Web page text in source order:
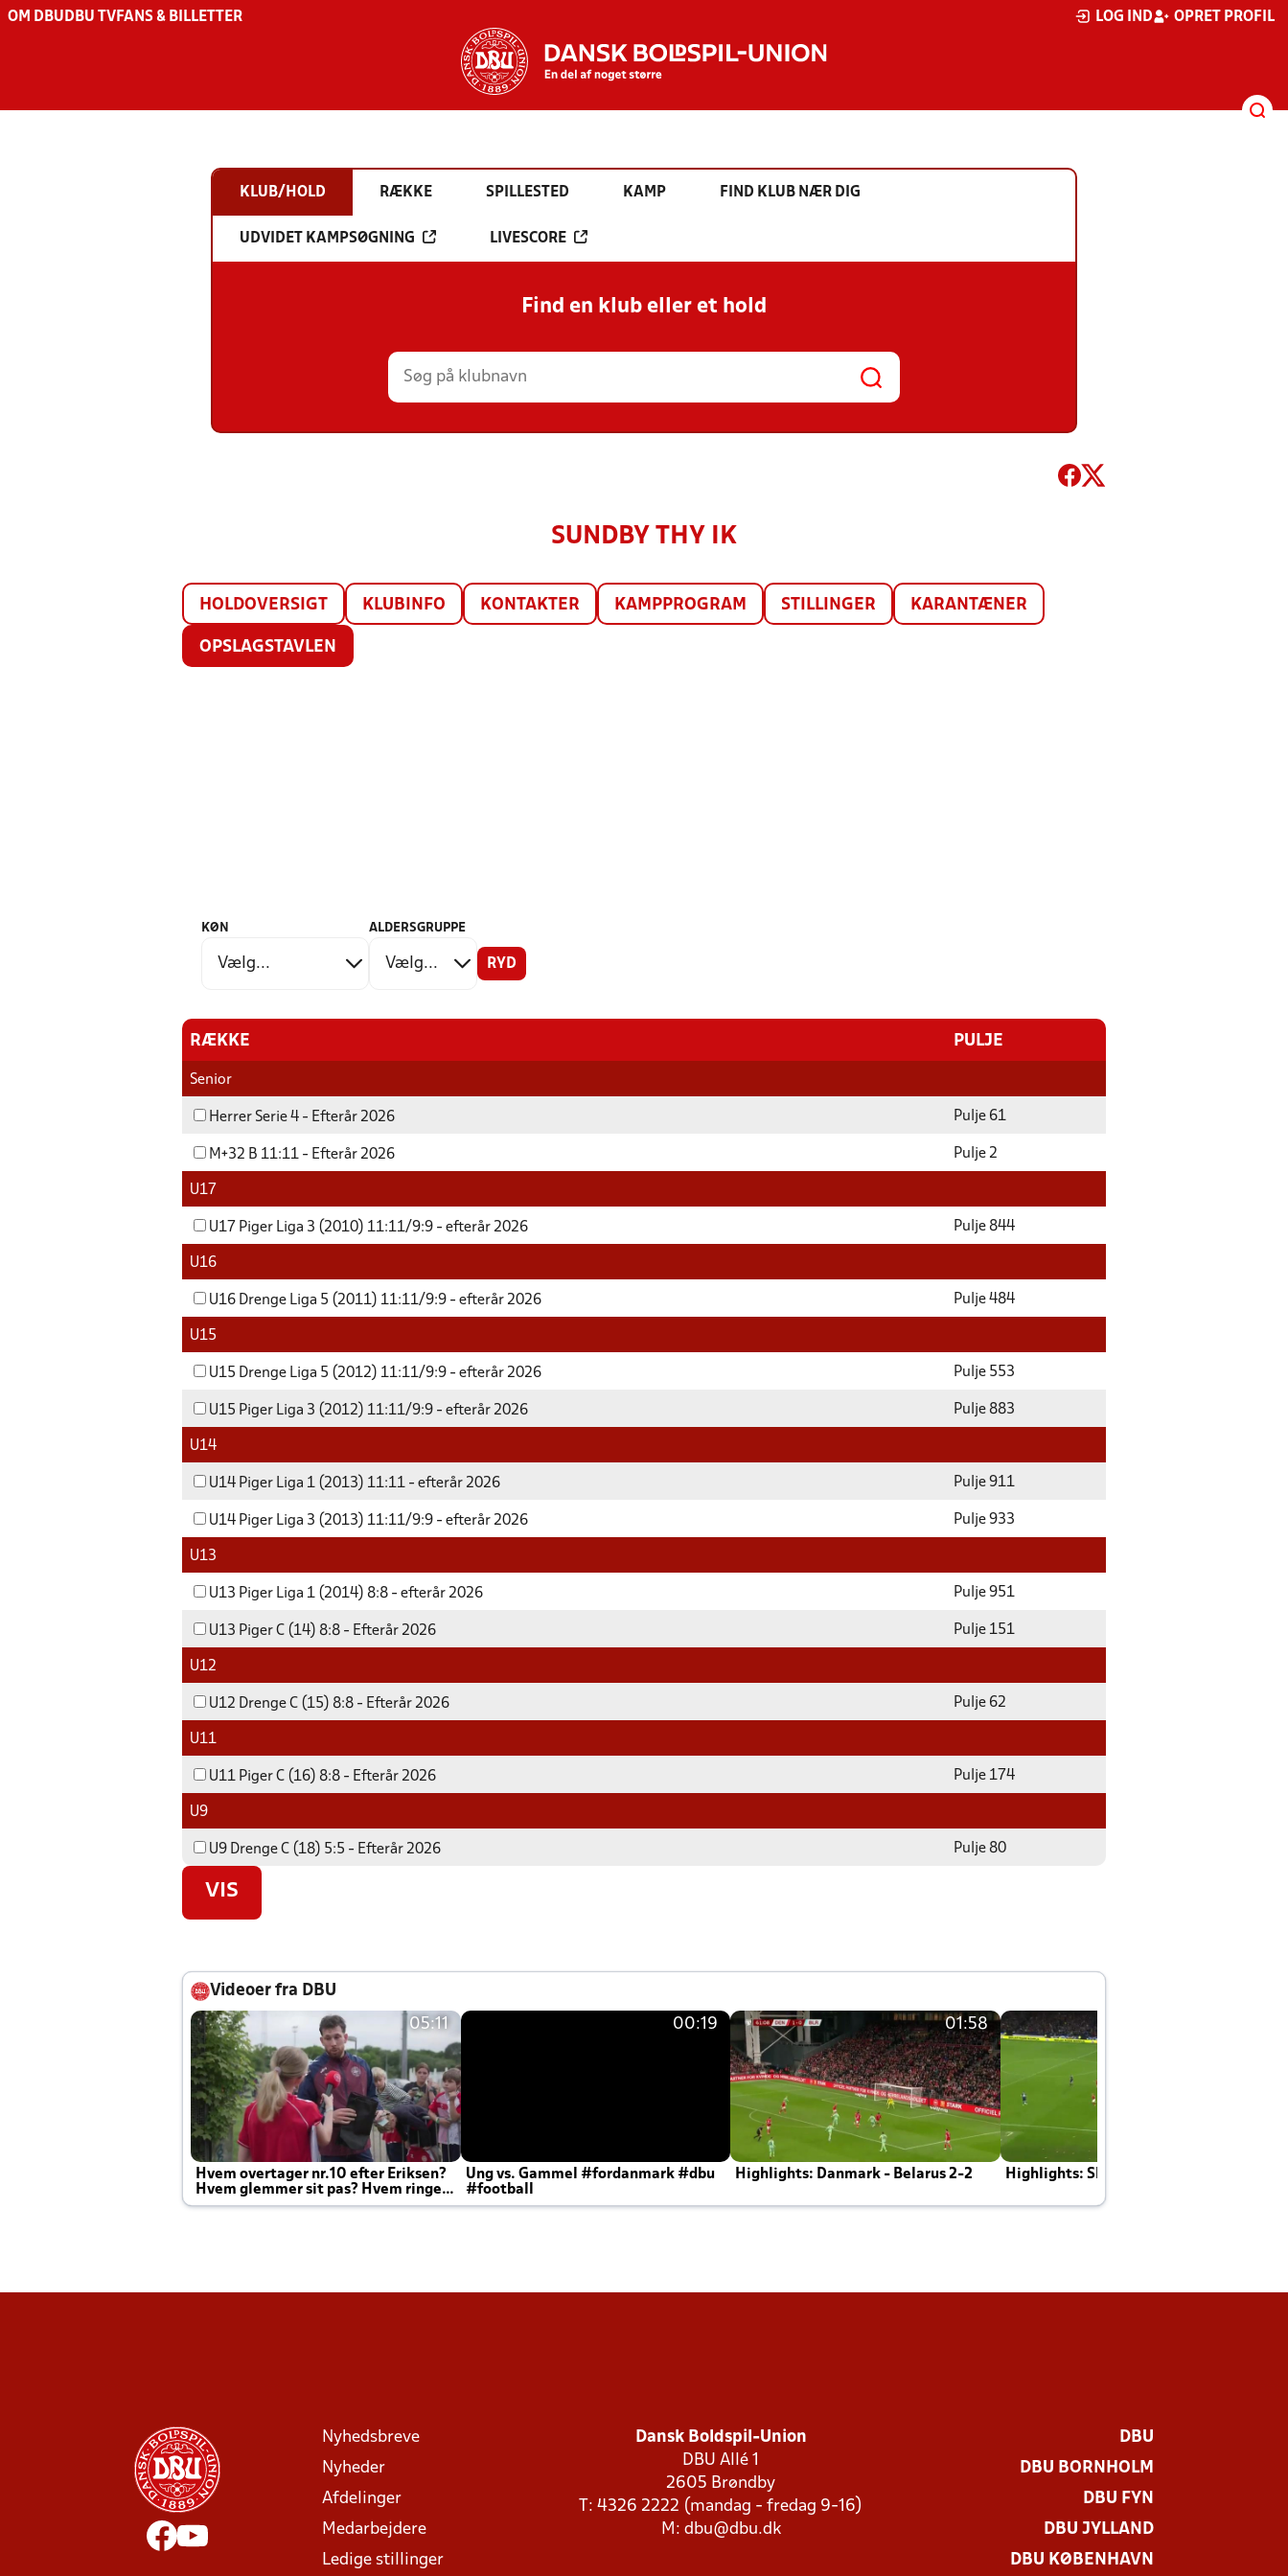
OM DBU DBU TV FANS & BILLETTER LOG IND OPRET PROFIL
KLUB/HOLD RÆKKE SPILLESTED KAMP FIND KLUB NÆR DIG
UDVIDET KAMPSØGNING LIVESCORE
Find en klub eller et hold
SUNDBY THY IK
HOLDOVERSIGT KLUBINFO KONTAKTER KAMPPROGRAM STILLINGER KARANTÆNER
OPSLAGSTAVLEN
KØN ALDERSGRUPPE
RYD
RÆKKE PULJE
Senior
Herrer Serie 4 - Efterår 2026 Pulje 61
M+32 B 11:11 - Efterår 2026 Pulje 2
U17
U17 Piger Liga 3 (2010) 11:11/9:9 - efterår 2026 Pulje 844
U16
U16 Drenge Liga 5 (2011) 11:11/9:9 - efterår 2026 Pulje 484
U15
U15 Drenge Liga 5 (2012) 11:11/9:9 - efterår 2026 Pulje 553
U15 Piger Liga 3 (2012) 11:11/9:9 - efterår 2026 Pulje 883
U14
U14 Piger Liga 1 (2013) 11:11 - efterår 2026 Pulje 911
U14 Piger Liga 3 (2013) 11:11/9:9 - efterår 2026 Pulje 933
U13
U13 Piger Liga 1 (2014) 8:8 - efterår 2026 Pulje 951
U13 Piger C (14) 8:8 - Efterår 2026 Pulje 151
U12
U12 Drenge C (15) 8:8 - Efterår 2026 Pulje 62
U11
U11 Piger C (16) 8:8 - Efterår 2026 Pulje 174
U9
U9 Drenge C (18) 5:5 - Efterår 2026 Pulje 80
VIS
Videoer fra DBU
05:11
Hvem overtager nr.10 efter Eriksen?
Hvem glemmer sit pas? Hvem ringer
Joachim altid til efter kampe?
00:19
Ung vs. Gammel #fordanmark #dbu
#football
01:58
Highlights: Danmark - Belarus 2-2 Highlights: Skotland - Danmark 4-2
Nyhedsbreve
Nyheder
Afdelinger
Medarbejdere
Ledige stillinger
Dansk Boldspil-Union
DBU Allé 1
2605 Brøndby
T: 4326 2222 (mandag - fredag 9-16)
M: dbu@dbu.dk
DBU
DBU BORNHOLM
DBU FYN
DBU JYLLAND
DBU KØBENHAVN